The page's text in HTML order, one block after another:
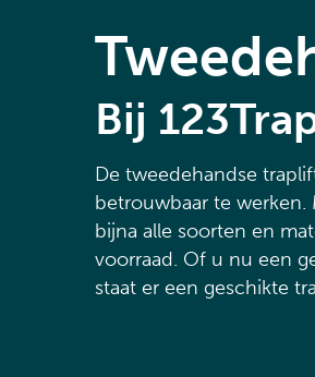
Bij
De tweedehandse
betrouwbaar te werken.
bijna alle soorten en
voorraad. Of u nu een
staat er een geschikte